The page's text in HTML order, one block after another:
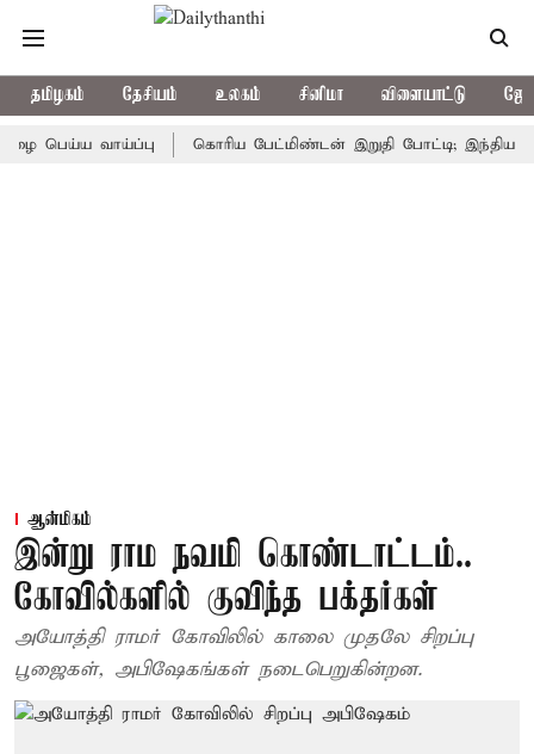
தமிழகம் தேசியம் உலகம் சினிமா விளையாட்டு
வாய்ப்பு கொரிய பேட்மிண்டன் இறுதி போட்டி; இந்திய
ஆன்மிகம்
இன்று ராம நவமி கொண்டாட்டம்..
கோவில்களில் குவிந்த பக்தர்கள்
அயோத்தி ராமர் கோவிலில் காலை முதலே சிறப்பு
பூஜைகள், அபிஷேகங்கள் நடைபெறுகின்றன.